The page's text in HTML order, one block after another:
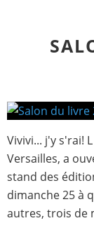
Vivivi... j'y s'rai!
Versailles, a
stand des
dimanche 25 à
autres, trois de